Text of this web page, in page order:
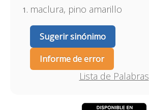
maclura, pino amarillo
Sugerir sinónimo
Informe de error
Lista de Palabras